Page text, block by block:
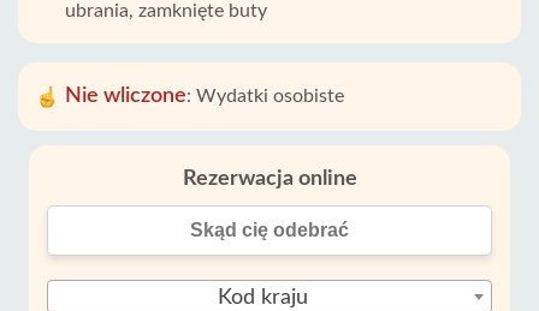
ubrania, zamknięte buty
Nie wliczone: Wydatki osobiste
Rezerwacja online
Kod kraju